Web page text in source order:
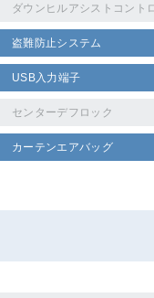
ダウンヒルアシストコント
盗難防止システム
USB入力端子
センターデフロック
カーテンエアバッグ